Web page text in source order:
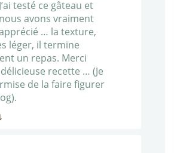
J’ai testé ce gâteau et
nous avons vraiment
… la texture,
léger, il termine
un repas. Merci
recette … (Je
de la faire figurer
↓